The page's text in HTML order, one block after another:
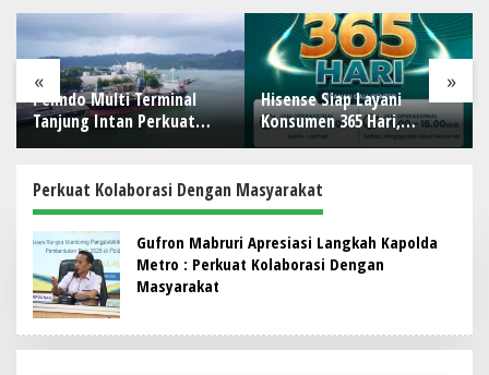
« »
Pelindo Multi Terminal
Tanjung Intan Perkuat
Kinerja Operasional
Hisense Siap Layani
Konsumen 365 Hari,
Tambah Jadwal Layanan
Perkuat Kolaborasi Dengan Masyarakat
Gufron Mabruri Apresiasi Langkah Kapolda
Metro : Perkuat Kolaborasi Dengan
Masyarakat